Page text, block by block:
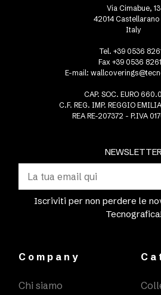
NEWSLETTER
Iscriviti per non perdere le
Tecnografica!
Via Cimabue, 13
42014 Castellarano
Italy
Tel. +39 0536
Fax +39 0536
E-mail:
CAP. SOC. EURO
C.F. REG. IMP. REGGIO
REA RE-207372 - P.IVA
Company
Chi siamo